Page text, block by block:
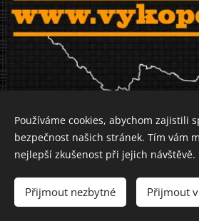
Používáme cookies, abychom zajistili
bezpečnost našich stránek. Tím vám
nejlepší zkušenost při jejich návštěvě.
Přijmout nezbytné Přijmout